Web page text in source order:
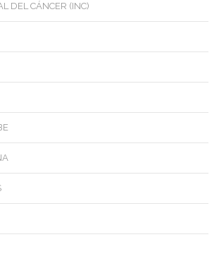
DEL CÁNCER (INC)